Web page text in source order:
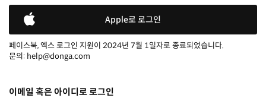
Apple로 로그인
페이스북, 엑스 로그인 지원이 2024년 7월 1일자로 종료되었습니다.
문의: help@donga.com
이메일 혹은 아이디로 로그인